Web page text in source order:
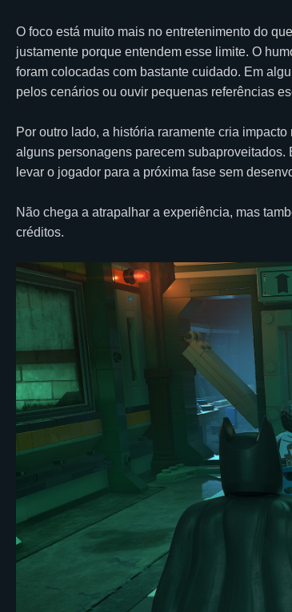
O foco está muito mais no entretenimento do
justamente porque entendem esse limite. O
foram colocadas com bastante cuidado. Em
pelos cenários ou ouvir pequenas referências
Por outro lado, a história raramente cria
alguns personagens parecem
levar o jogador para a próxima fase sem
Não chega a atrapalhar a experiência, mas
créditos.